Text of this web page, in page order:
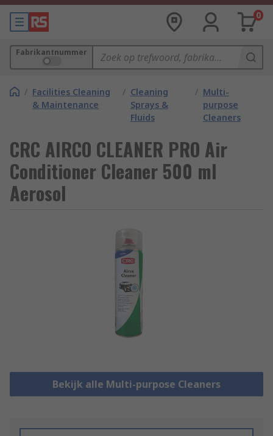
0
Fabrikantnummer
/ Facilities Cleaning
& Maintenance
/ Cleaning
Sprays &
Fluids
/ Multi-
purpose
Cleaners
CRC AIRCO CLEANER PRO Air
Conditioner Cleaner 500 ml
Aerosol
Bekijk alle Multi-purpose Cleaners